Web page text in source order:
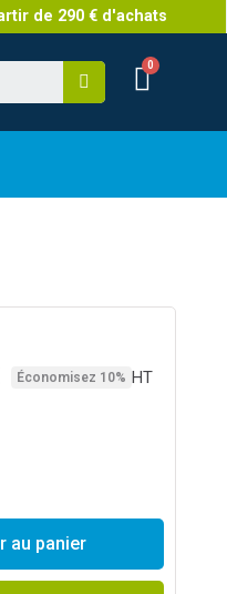
de 290 € d'achats
Économisez 10% HT
au panier